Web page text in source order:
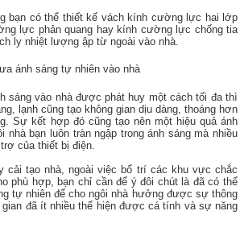
bạn có thể thiết kế vách kính cường lực hai lớp
lực phản quang hay kính cường lực chống tia
ly nhiệt lượng ập từ ngoài vào nhà.
sáng vào nhà được phát huy một cách tối đa thì
lạnh cũng tạo không gian dịu dàng, thoáng hơn
Sự kết hợp đó cũng tạo nên một hiệu quả ánh
nhà bạn luôn tràn ngập trong ánh sáng mà nhiều
của thiết bị điện.
cải tạo nhà, ngoài việc bố trí các khu vực chắc
phù hợp, bạn chỉ cần để ý đôi chút là đã có thể
tự nhiên để cho ngôi nhà hưởng được sự thông
gian đã ít nhiều thể hiện được cá tính và sự năng